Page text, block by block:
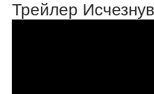
Трейлер